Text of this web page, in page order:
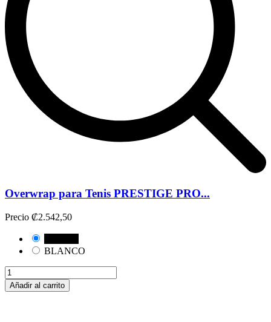
Overwrap para Tenis PRESTIGE PRO...
Precio ₡2.542,50
BLANCO
Añadir al carrito